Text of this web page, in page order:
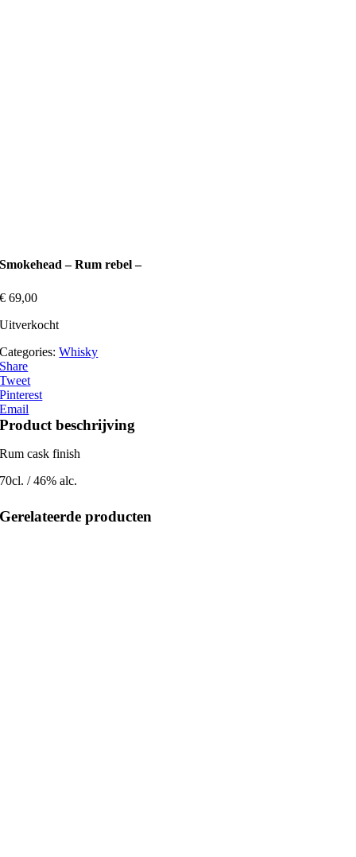
Smokehead – Rum rebel –
€ 69,00
Uitverkocht
Categories:Whisky
Share
Tweet
Pinterest
Email
Product beschrijving
Rum cask finish
70cl. / 46% alc.
Gerelateerde producten